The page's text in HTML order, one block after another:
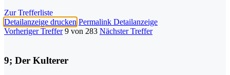
Zur Trefferliste
Detailanzeige drucken Permalink Detailanzeige
Vorheriger Treffer 9 von 283 Nächster Treffer
9; Der Kulterer